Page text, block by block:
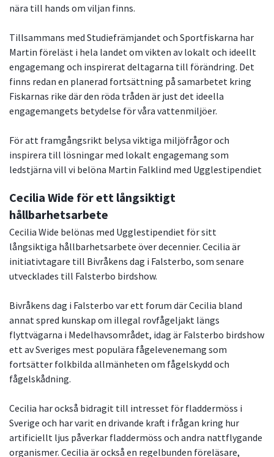
nära till hands om viljan finns.
Tillsammans med Studiefrämjandet och Sportfiskarna har
Martin föreläst i hela landet om vikten av lokalt och ideellt
engagemang och inspirerat deltagarna till förändring. Det
finns redan en planerad fortsättning på samarbetet kring
Fiskarnas rike där den röda tråden är just det ideella
engagemangets betydelse för våra vattenmiljöer.
För att framgångsrikt belysa viktiga miljöfrågor och
inspirera till lösningar med lokalt engagemang som
ledstjärna vill vi belöna Martin Falklind med Ugglestipendiet
Cecilia Wide för ett långsiktigt
hållbarhetsarbete
Cecilia Wide belönas med Ugglestipendiet för sitt
långsiktiga hållbarhetsarbete över decennier. Cecilia är
initiativtagare till Bivråkens dag i Falsterbo, som senare
utvecklades till Falsterbo birdshow.
Bivråkens dag i Falsterbo var ett forum där Cecilia bland
annat spred kunskap om illegal rovfågeljakt längs
flyttvägarna i Medelhavsområdet, idag är Falsterbo birdshow
ett av Sveriges mest populära fågelevenemang som
fortsätter folkbilda allmänheten om fågelskydd och
fågelskådning.
Cecilia har också bidragit till intresset för fladdermöss i
Sverige och har varit en drivande kraft i frågan kring hur
artificiellt ljus påverkar fladdermöss och andra nattflygande
organismer. Cecilia är också en regelbunden föreläsare,